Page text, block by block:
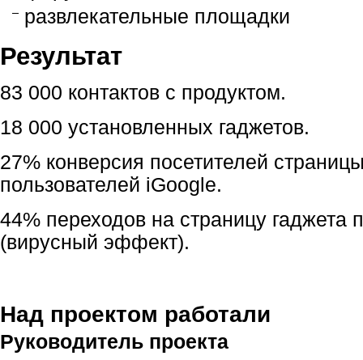
развлекательные площадки
Результат
83 000 контактов с продуктом.
18 000 установленных гаджетов.
27% конверсия посетителей
пользователей iGoogle.
44% переходов на страницу гаджета
(вирусный эффект).
Над проектом работали
Руководитель проекта